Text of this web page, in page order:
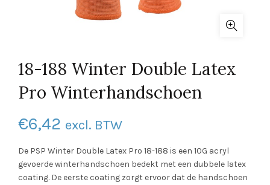
18-188 Winter Double Latex
Pro Winterhandschoen
€6,42 excl. BTW
De PSP Winter Double Latex Pro 18-188 is een 10G acryl
gevoerde winterhandschoen bedekt met een dubbele latex
coating. De eerste coating zorgt ervoor dat de handschoen